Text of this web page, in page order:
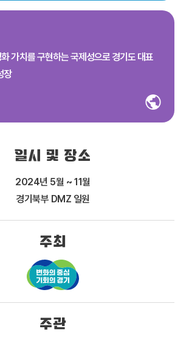
가치를 구현하는 국제성으로 경기도 대표
장
일시 및 장소
2024년 5월 ~ 11월
경기북부 DMZ 일원
주최
주관